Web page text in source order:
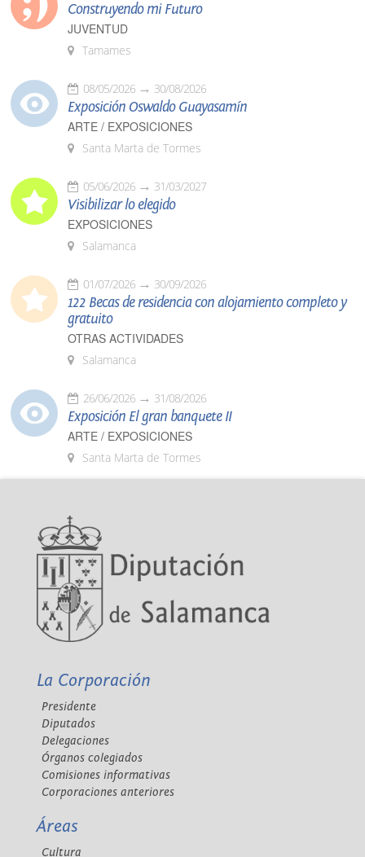
Construyendo mi Futuro
JUVENTUD
Tamames
08/05/2026 30/08/2026
Exposición Oswaldo Guayasamín
ARTE / EXPOSICIONES
Santa Marta de Tormes
05/06/2026 31/03/2027
Visibilizar lo elegido
EXPOSICIONES
Salamanca
01/07/2026 30/09/2026
122 Becas de residencia con alojamiento completo y
gratuito
OTRAS ACTIVIDADES
Salamanca
26/06/2026 31/08/2026
Exposición El gran banquete II
ARTE / EXPOSICIONES
Santa Marta de Tormes
La Corporación
Presidente
Diputados
Delegaciones
Órganos colegiados
Comisiones informativas
Corporaciones anteriores
Áreas
Cultura